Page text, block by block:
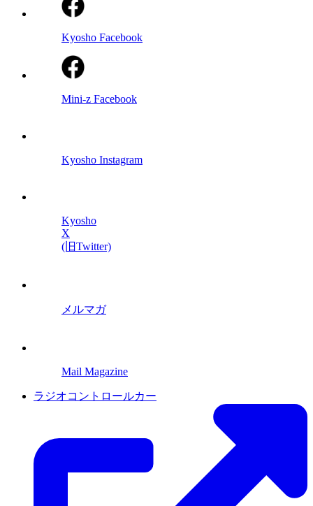
Kyosho Facebook
Mini-z Facebook
Kyosho Instagram
Kyosho
X
(旧Twitter)
メルマガ
Mail Magazine
ラジオコントロールカー